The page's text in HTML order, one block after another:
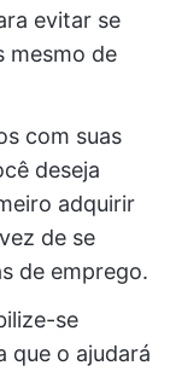
evitar se
mesmo de
com suas
deseja
adquirir
de se
de emprego.
se
que o ajudará